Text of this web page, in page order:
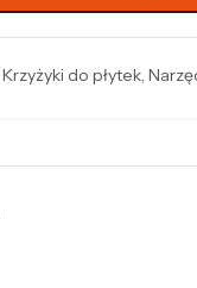
Krzyżyki do płytek,